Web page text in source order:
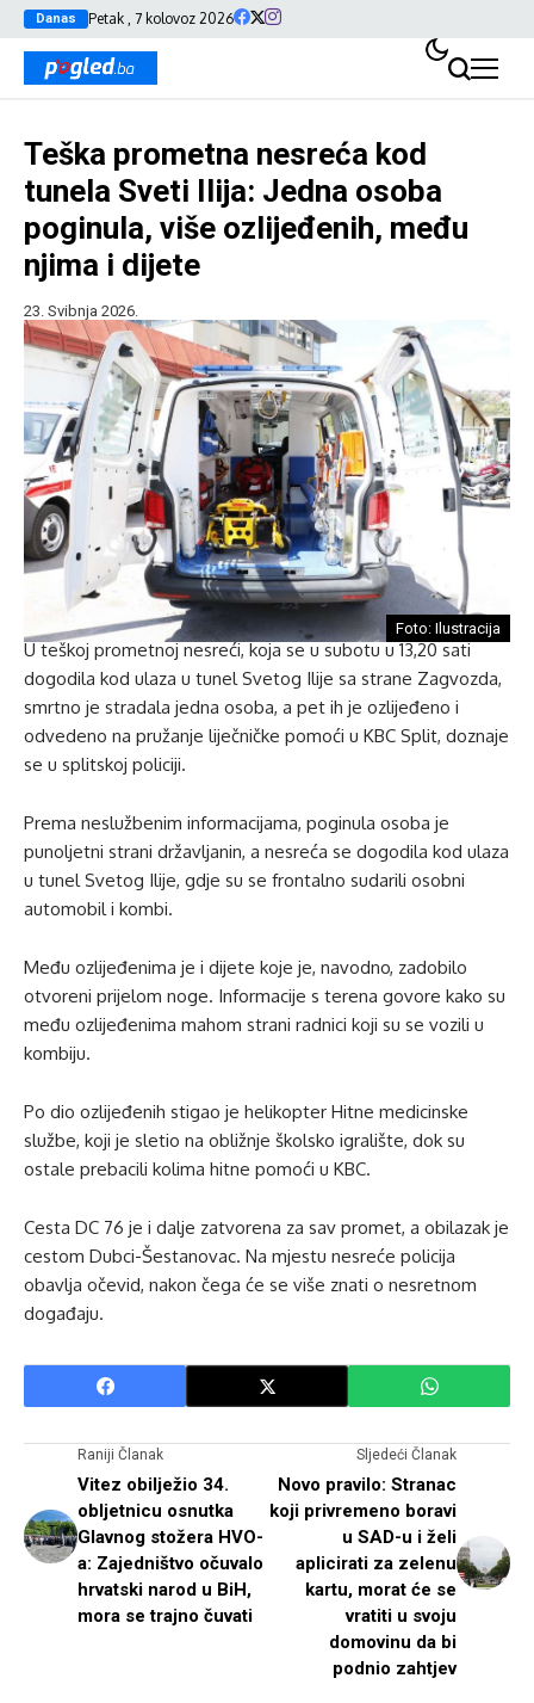
Danas Petak , 7 kolovoz 2026
Teška prometna nesreća kod
tunela Sveti Ilija: Jedna osoba
poginula, više ozlijeđenih, među
njima i dijete
23. Svibnja 2026.
Foto: Ilustracija
U teškoj prometnoj nesreći, koja se u subotu u 13,20 sati
dogodila kod ulaza u tunel Svetog Ilije sa strane Zagvozda,
smrtno je stradala jedna osoba, a pet ih je ozlijeđeno i
odvedeno na pružanje liječničke pomoći u KBC Split, doznaje
se u splitskoj policiji.
Prema neslužbenim informacijama, poginula osoba je
punoljetni strani državljanin, a nesreća se dogodila kod ulaza
u tunel Svetog Ilije, gdje su se frontalno sudarili osobni
automobil i kombi.
Među ozlijeđenima je i dijete koje je, navodno, zadobilo
otvoreni prijelom noge. Informacije s terena govore kako su
među ozlijeđenima mahom strani radnici koji su se vozili u
kombiju.
Po dio ozlijeđenih stigao je helikopter Hitne medicinske
službe, koji je sletio na obližnje školsko igralište, dok su
ostale prebacili kolima hitne pomoći u KBC.
Cesta DC 76 je i dalje zatvorena za sav promet, a obilazak je
cestom Dubci-Šestanovac. Na mjestu nesreće policija
obavlja očevid, nakon čega će se više znati o nesretnom
događaju.
Raniji Članak
Vitez obilježio 34.
obljetnicu osnutka
Glavnog stožera HVO-
a: Zajedništvo očuvalo
hrvatski narod u BiH,
mora se trajno čuvati
Sljedeći Članak
Novo pravilo: Stranac
koji privremeno boravi
u SAD-u i želi
aplicirati za zelenu
kartu, morat će se
vratiti u svoju
domovinu da bi
podnio zahtjev